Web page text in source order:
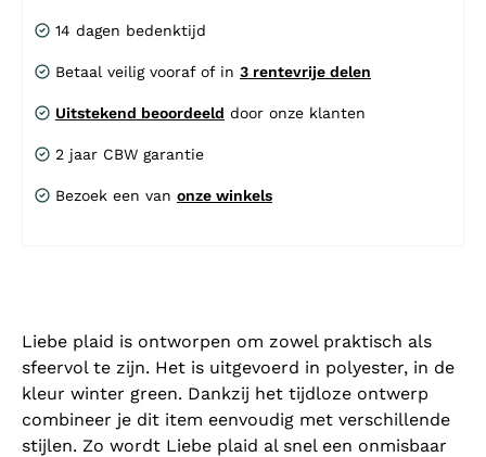
14 dagen bedenktijd
Betaal veilig vooraf of in 3 rentevrije delen
Uitstekend beoordeeld door onze klanten
2 jaar CBW garantie
Bezoek een van onze winkels
Liebe plaid is ontworpen om zowel praktisch als
sfeervol te zijn. Het is uitgevoerd in polyester, in de
kleur winter green. Dankzij het tijdloze ontwerp
combineer je dit item eenvoudig met verschillende
stijlen. Zo wordt Liebe plaid al snel een onmisbaar